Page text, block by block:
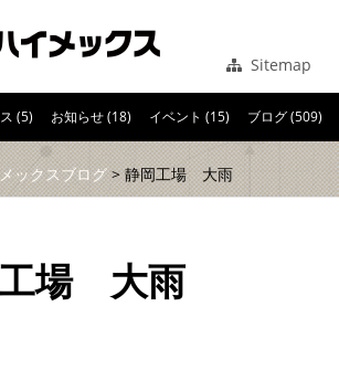
Sitemap
(5) お知らせ (18) イベント (15) ブログ (509)
ックスブログ> 静岡工場 大雨
場 大雨